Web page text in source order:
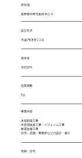
所在地
長野県中野市​新井362-9​
設立年月
平成7年8月22日
​資本金
300万円
従業員数
5人
事業内容
木造新築工事
木造増改築工事・リフォーム工事
耐震改修工事
住宅・店舗・事務所などの設計・施工
登録・許可